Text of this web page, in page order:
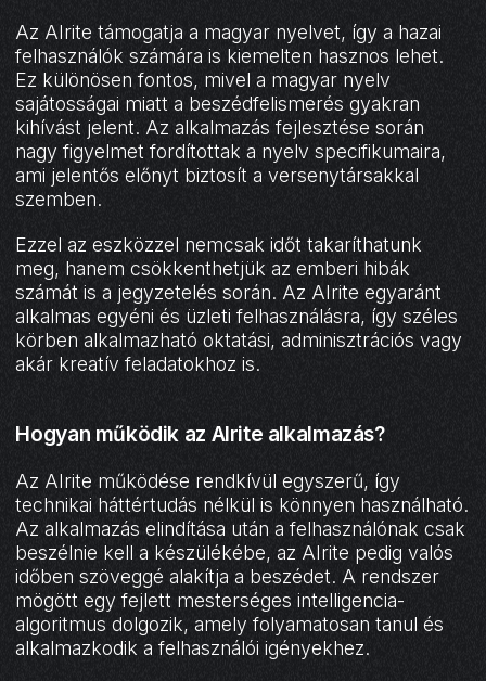
Az AIrite támogatja a magyar nyelvet, így a hazai
felhasználók számára is kiemelten hasznos lehet.
Ez különösen fontos, mivel a magyar nyelv
sajátosságai miatt a beszédfelismerés gyakran
kihívást jelent. Az alkalmazás fejlesztése során
nagy figyelmet fordítottak a nyelv specifikumaira,
ami jelentős előnyt biztosít a versenytársakkal
szemben.
Ezzel az eszközzel nemcsak időt takaríthatunk
meg, hanem csökkenthetjük az emberi hibák
számát is a jegyzetelés során. Az AIrite egyaránt
alkalmas egyéni és üzleti felhasználásra, így széles
körben alkalmazható oktatási, adminisztrációs vagy
akár kreatív feladatokhoz is.
Hogyan működik az AIrite alkalmazás?
Az AIrite működése rendkívül egyszerű, így
technikai háttértudás nélkül is könnyen használható.
Az alkalmazás elindítása után a felhasználónak csak
beszélnie kell a készülékébe, az AIrite pedig valós
időben szöveggé alakítja a beszédet. A rendszer
mögött egy fejlett mesterséges intelligencia-
algoritmus dolgozik, amely folyamatosan tanul és
alkalmazkodik a felhasználói igényekhez.